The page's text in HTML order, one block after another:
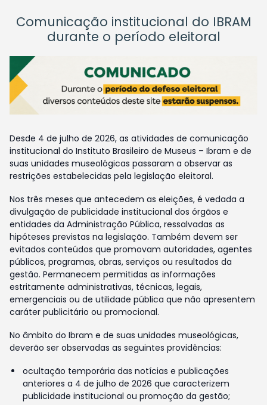
Comunicação institucional do IBRAM
durante o período eleitoral
Desde 4 de julho de 2026, as atividades de comunicação
institucional do Instituto Brasileiro de Museus – Ibram e de
suas unidades museológicas passaram a observar as
restrições estabelecidas pela legislação eleitoral.
Nos três meses que antecedem as eleições, é vedada a
divulgação de publicidade institucional dos órgãos e
entidades da Administração Pública, ressalvadas as
hipóteses previstas na legislação. Também devem ser
evitados conteúdos que promovam autoridades, agentes
públicos, programas, obras, serviços ou resultados da
gestão. Permanecem permitidas as informações
estritamente administrativas, técnicas, legais,
emergenciais ou de utilidade pública que não apresentem
caráter publicitário ou promocional.
No âmbito do Ibram e de suas unidades museológicas,
deverão ser observadas as seguintes providências:
ocultação temporária das notícias e publicações
anteriores a 4 de julho de 2026 que caracterizem
publicidade institucional ou promoção da gestão;